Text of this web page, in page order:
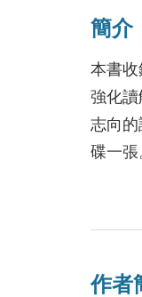
簡介
本書收
強化
志向的
碟一張
作者